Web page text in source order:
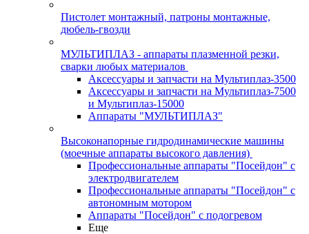
Пистолет монтажный, патроны монтажные,
дюбель-гвозди
МУЛЬТИПЛАЗ - аппараты плазменной резки,
сварки любых материалов
Аксессуары и запчасти на Мультиплаз-3500
Аксессуары и запчасти на Мультиплаз-7500
и Мультиплаз-15000
Аппараты "МУЛЬТИПЛАЗ"
Высоконапорные гидродинамические машины
(моечные аппараты высокого давления)
Профессиональные аппараты "Посейдон" с
электродвигателем
Профессиональные аппараты "Посейдон" с
автономным мотором
Аппараты "Посейдон" с подогревом
Еще